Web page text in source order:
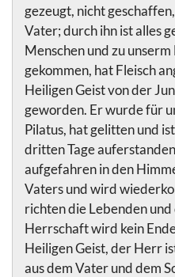
gezeugt, nicht
Vater; durch ihn ist alles
Menschen und zu
gekommen, hat Fleisch
Heiligen Geist von der
geworden. Er wurde für
Pilatus, hat gelitten und
dritten Tage
aufgefahren in den
Vaters und wird
richten die Lebenden und
Herrschaft wird kein
Heiligen Geist, der Herr
aus dem Vater und dem